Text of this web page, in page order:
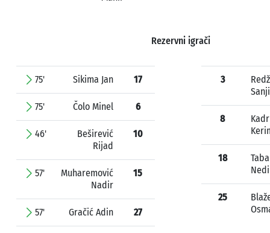
Rezervni igrači
75' Sikima Jan 17
75' Čolo Minel 6
46'
Beširević
Rijad
10
57'
Muharemović
Nadir
15
57' Gračić Adin 27
3
8
18
25